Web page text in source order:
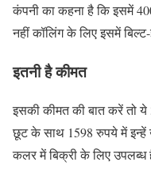
कंपनी का कहना है कि इसमें
नहीं कॉलिंग के लिए इसमें
इतनी है कीमत
इसकी कीमत की बात करें तो
छूट के साथ 1598 रुपये में इन्हें
कलर में बिक्री के लिए उपलब्ध